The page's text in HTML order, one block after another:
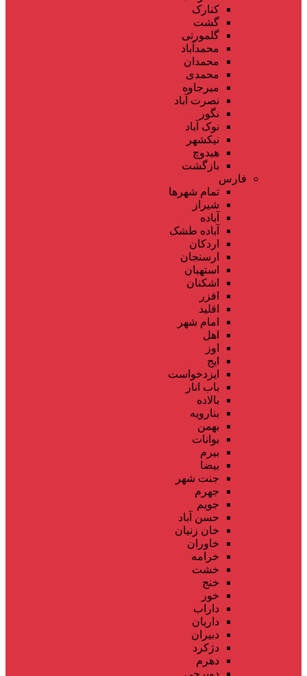
کنارک
گشت
گلمورتی
محمدآباد
محمدان
محمدی
میرجاوه
نصرت آباد
نگور
نوک آباد
نیکشهر
هیدوچ
بازگشت
فارس
تمام شهر‌ها
شیراز
آباده
آباده طشک
اردکان
ارسنجان
استهبان
اشکنان
افزر
اقلید
امام شهر
اهل
اوز
ایج
ایزدخواست
باب انار
بالاده
بنارویه
بهمن
بوانات
بیرم
بیضا
جنت شهر
جهرم
جویم
حسن آباد
خان زنیان
خاوران
خرامه
خشت
خنج
خور
داراب
داریان
دبیران
دژکرد
دهرم
دوبرجی